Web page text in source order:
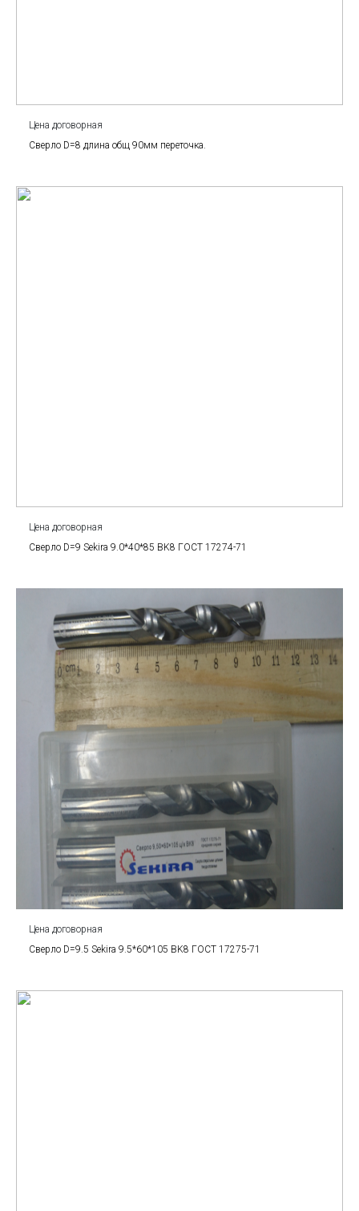
Цена договорная
Сверло D=8 длина общ 90мм переточка.
Цена договорная
Сверло D=9 Sekira 9.0*40*85 BK8 ГОСТ 17274-71
Цена договорная
Сверло D=9.5 Sekira 9.5*60*105 BK8 ГОСТ 17275-71